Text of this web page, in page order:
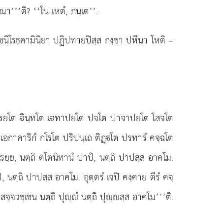
ติ? ‘‘โน เหตํ, ภนฺเต’’.
นิโรธคามินิยา ปฏิปทายปิสฺส กงฺขา ปหีนา โหติ –
ต ฉินฺทโต เฉทาปยโต ปจโต ปาจาปยโต โสจโต
าคาริกํ กโรโต ปริปนฺเถ ติฏฺโต ปรทารํ คจฺฉโต
ยฺย, นตฺถิ ตโตนิทานํ ปาปํ, นตฺถิ ปาปสฺส อาคโม.
นตฺถิ ปาปสฺส อาคโม. อุตฺตรํ เจปิ คงฺคาย ตีรํ คจฺ
จฺจวชฺเชน นตฺถิ ปุฺํ นตฺถิ ปุฺสฺส อาคโม’’’ติ.